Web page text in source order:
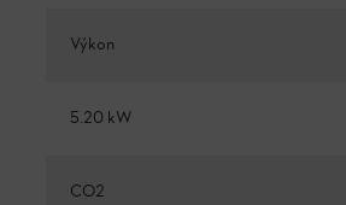
Výkon
5.20 kW
CO2